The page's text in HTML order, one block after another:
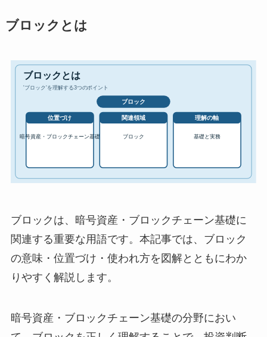
ブロックとは
ブロックは、暗号資産・ブロックチェーン基礎に
関連する重要な用語です。本記事では、ブロック
の意味・位置づけ・使われ方を図解とともにわか
りやすく解説します。
暗号資産・ブロックチェーン基礎の分野におい